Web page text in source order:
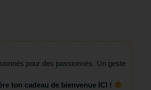
pour des passionnés. Un geste
ton cadeau de bienvenue ICI !